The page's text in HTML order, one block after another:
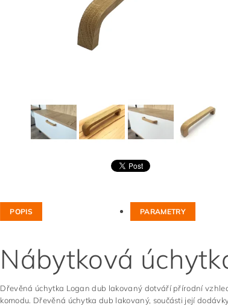
POPIS PARAMETRY
Nábytková
Dřevěná úchytka Logan dub lakovaný dotváří přírodní
komodu. Dřevěná úchytka dub lakovaný, součásti její